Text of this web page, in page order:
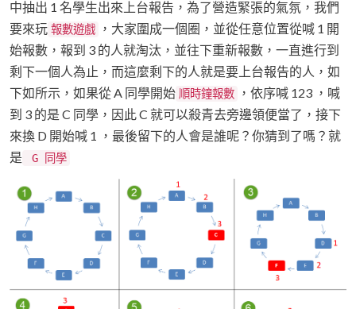
中抽出 1 名學生出來上台報告，為了營造緊張的氣氛，我們
要來玩 報數遊戲
，大家圍成一個圈，並從任意位置從喊 1 開
始報數，報到 3 的人就淘汰，並往下重新報數，一直進行到
剩下一個人為止，而這麼剩下的人就是要上台報告的人，如
下如所示，如果從 A 同學開始 順時鐘報數
，依序喊 123 ，喊
到 3 的是 C 同學，因此 C 就可以殺青去旁邊領便當了，接下
來換 D 開始喊 1 ，最後留下的人會是誰呢？你猜到了嗎？就
是
G 同學